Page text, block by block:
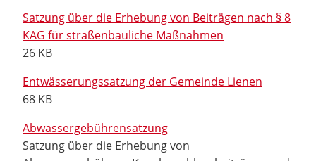
Satzung über die Erhebung von Beiträgen nach § 8
KAG für straßenbauliche Maßnahmen
26 KB
Entwässerungssatzung der Gemeinde Lienen
68 KB
Abwassergebührensatzung
Satzung über die Erhebung von